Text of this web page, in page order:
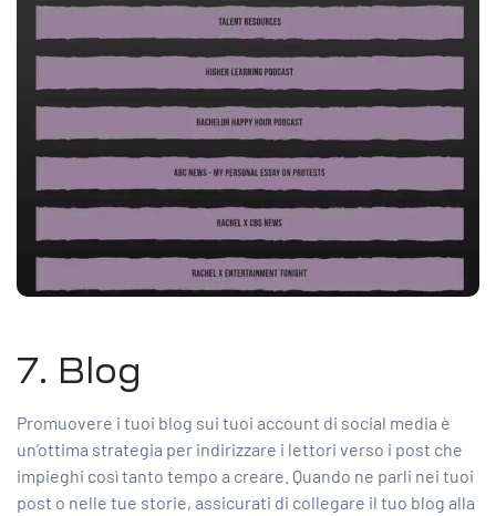
7. Blog
Promuovere i tuoi blog sui tuoi account di social media è
un’ottima strategia per indirizzare i lettori verso i post che
impieghi così tanto tempo a creare. Quando ne parli nei tuoi
post o nelle tue storie, assicurati di collegare il tuo blog alla